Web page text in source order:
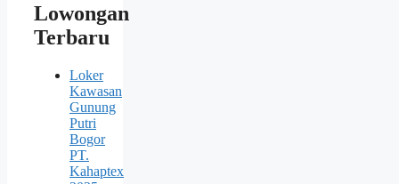
Lowongan
Terbaru
Loker
Kawasan
Gunung
Putri
Bogor
PT.
Kahaptex